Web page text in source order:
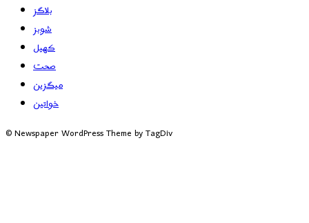
بلاگز
شوبز
کھیل
صحت
میگزین
خواتین
© Newspaper WordPress Theme by TagDiv